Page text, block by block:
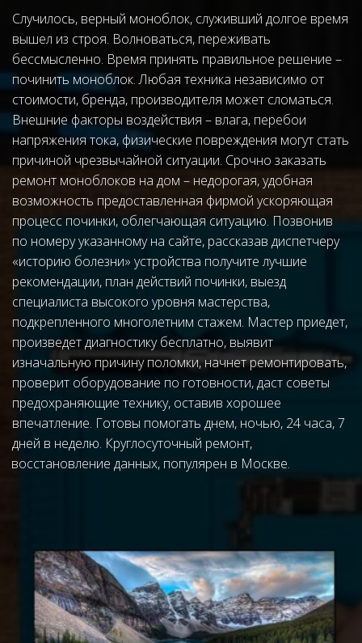
Случилось, верный моноблок, служивший долгое время
вышел из строя. Волноваться, переживать
бессмысленно. Время принять правильное решение –
починить моноблок. Любая техника независимо от
стоимости, бренда, производителя может сломаться.
Внешние факторы воздействия – влага, перебои
напряжения тока, физические повреждения могут стать
причиной чрезвычайной ситуации. Срочно заказать
ремонт моноблоков на дом – недорогая, удобная
возможность предоставленная фирмой ускоряющая
процесс починки, облегчающая ситуацию. Позвонив
по номеру указанному на сайте, рассказав диспетчеру
«историю болезни» устройства получите лучшие
рекомендации, план действий починки, выезд
специалиста высокого уровня мастерства,
подкрепленного многолетним стажем. Мастер приедет,
произведет диагностику бесплатно, выявит
изначальную причину поломки, начнет ремонтировать,
проверит оборудование по готовности, даст советы
предохраняющие технику, оставив хорошее
впечатление. Готовы помогать днем, ночью, 24 часа, 7
восстановление данных, популярен в Москве.